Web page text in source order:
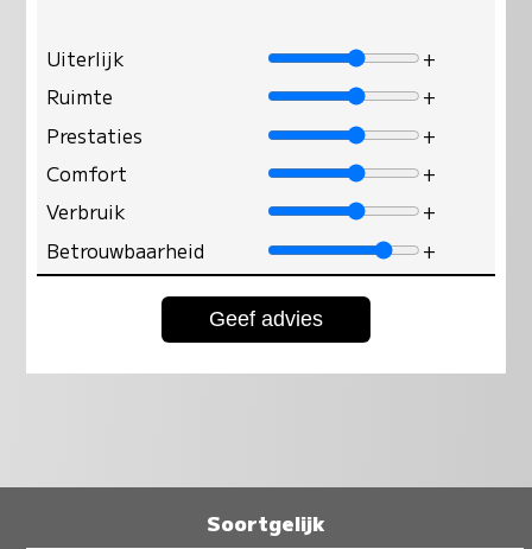
Uiterlijk
+
Ruimte
+
Prestaties
+
Comfort
+
Verbruik
+
Betrouwbaarheid
+
Soortgelijk